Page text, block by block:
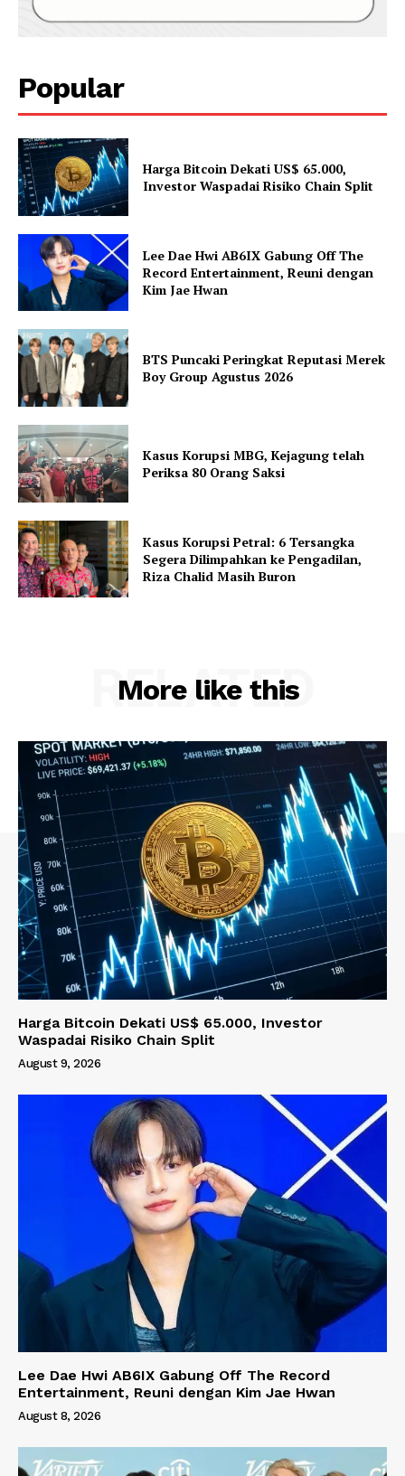
Popular
Harga Bitcoin Dekati US$ 65.000,
Investor Waspadai Risiko Chain Split
Lee Dae Hwi AB6IX Gabung Off The
Record Entertainment, Reuni dengan
Kim Jae Hwan
BTS Puncaki Peringkat Reputasi Merek
Boy Group Agustus 2026
Kasus Korupsi MBG, Kejagung telah
Periksa 80 Orang Saksi
Kasus Korupsi Petral: 6 Tersangka
Segera Dilimpahkan ke Pengadilan,
Riza Chalid Masih Buron
More like this
RELATED
Harga Bitcoin Dekati US$ 65.000, Investor
Waspadai Risiko Chain Split
August 9, 2026
Lee Dae Hwi AB6IX Gabung Off The Record
Entertainment, Reuni dengan Kim Jae Hwan
August 8, 2026